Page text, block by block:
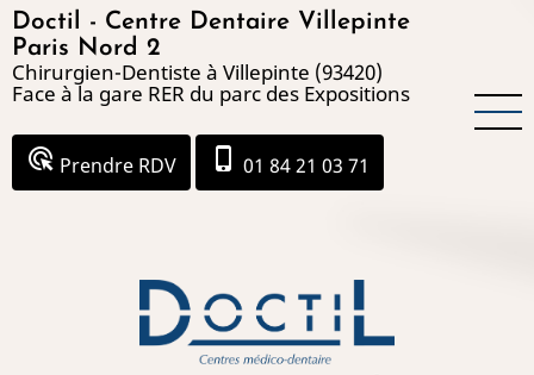
Aller
au
contenu
principal
Doctil - Centre Dentaire Villepinte
Paris Nord 2
Chirurgien-Dentiste à Villepinte (93420)
Face à la gare RER du parc des Expositions
ads_click Prendre RDV phone_iphone 01 84 21 03 71